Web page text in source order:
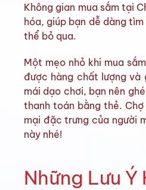
Không gian mua sắm tại
hóa, giúp bạn dễ dàng
thể bỏ qua.
Một mẹo nhỏ khi mua
được hàng chất lượng và
mái dạo chơi, bạn nên
thanh toán bằng thẻ.
mại đặc trưng của người
này nhé!
Những Lưu